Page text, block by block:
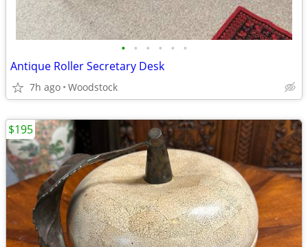
• • • • • •
Antique Roller Secretary Desk
7h ago Woodstock
$195